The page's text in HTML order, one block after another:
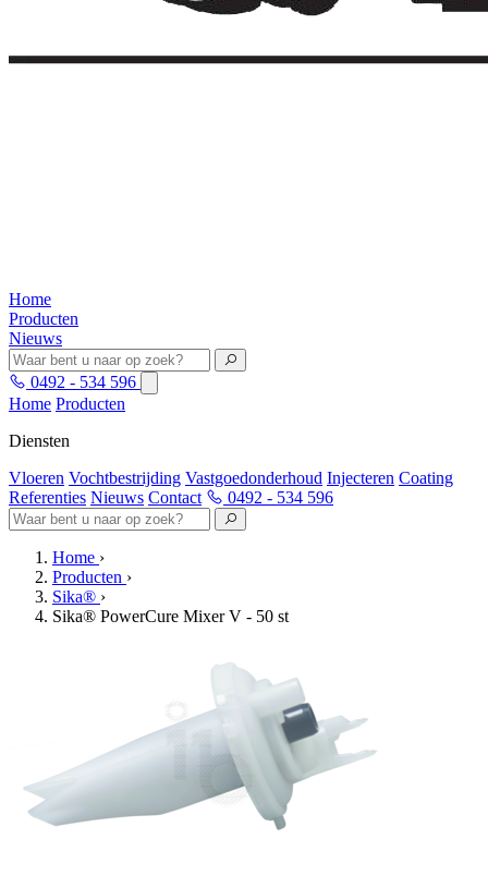
Home
Producten
Nieuws
0492 - 534 596
Home Producten
Diensten
Vloeren Vochtbestrijding Vastgoedonderhoud Injecteren Coating
Referenties Nieuws Contact 0492 - 534 596
Home ›
Producten ›
Sika® ›
Sika® PowerCure Mixer V - 50 st